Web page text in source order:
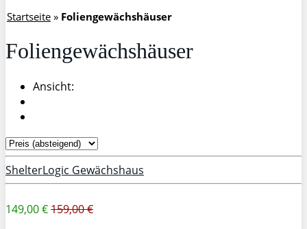
Startseite » Foliengewächshäuser
Foliengewächshäuser
Ansicht:
ShelterLogic Gewächshaus
149,00 €159,00 €